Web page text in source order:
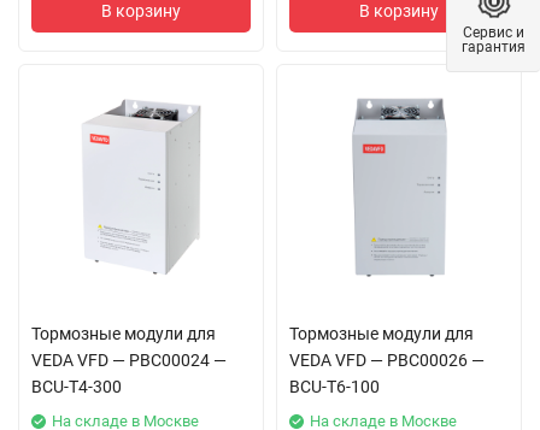
В корзину В корзину
Тормозные модули для
VEDA VFD — PBC00024 —
BCU-T4-300
На складе в Москве
Тормозные модули для
VEDA VFD — PBC00026 —
BCU-T6-100
На складе в Москве
Сервис и
гарантия